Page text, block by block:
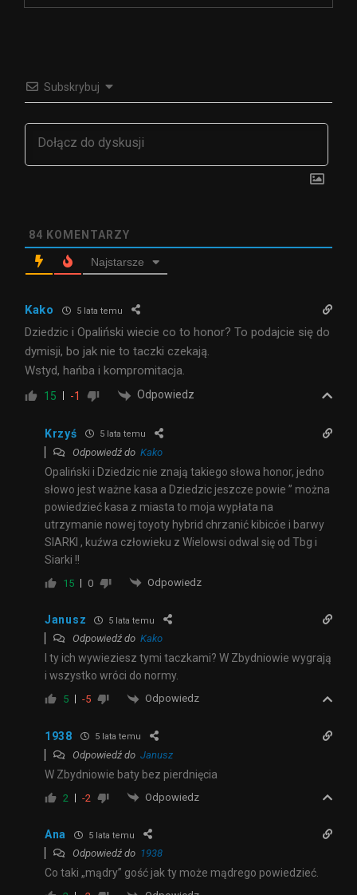
Subskrybuj
84 KOMENTARZY
Najstarsze
Kako 5 lata temu
Dziedzic i Opaliński wiecie co to honor? To podajcie się do
dymisji, bo jak nie to taczki czekają.
Wstyd, hańba i kompromitacja.
15 -1 Odpowiedz
Krzyś 5 lata temu
Odpowiedź do Kako
Opaliński i Dziedzic nie znają takiego słowa honor, jedno
słowo jest ważne kasa a Dziedzic jeszcze powie ” można
powiedzieć kasa z miasta to moja wypłata na
utrzymanie nowej toyoty hybrid chrzanić kibicóe i barwy
SIARKI , kuźwa człowieku z Wielowsi odwal się od Tbg i
Siarki !!
15 0 Odpowiedz
Janusz 5 lata temu
Odpowiedź do Kako
I ty ich wywieziesz tymi taczkami? W Zbydniowie wygrają
i wszystko wróci do normy.
5 -5 Odpowiedz
1938 5 lata temu
Odpowiedź do Janusz
W Zbydniowie baty bez pierdnięcia
2 -2 Odpowiedz
Ana 5 lata temu
Odpowiedź do 1938
Co taki „mądry” gość jak ty może mądrego powiedzieć.